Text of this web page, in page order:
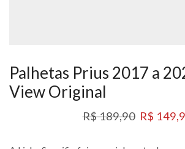
Palhetas Prius 2017 a
View Original
R$189,90 R$